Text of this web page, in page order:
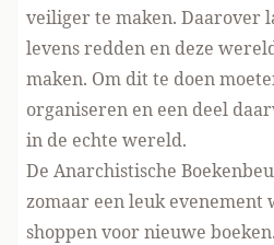
veiliger te maken. Daarover
levens redden en deze
maken. Om dit te doen
organiseren en een deel
in de echte wereld.
De Anarchistische
zomaar een leuk evenement
shoppen voor nieuwe